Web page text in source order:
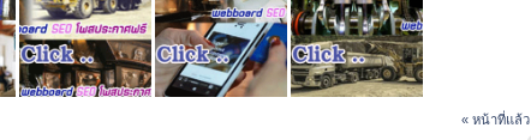
« หน้าที่แล้ว